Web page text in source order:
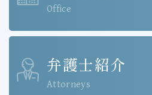
Office
弁護士紹介
Attorneys